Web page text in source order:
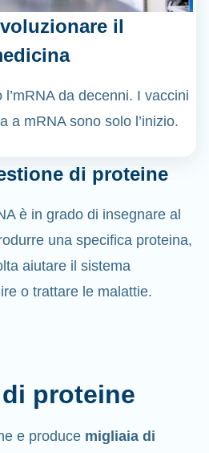
il
da decenni. I vaccini
a mRNA sono solo l’inizio.
di proteine
è in grado di insegnare al
una specifica proteina,
aiutare il sistema
o trattare le malattie.
proteine
e produce migliaia di